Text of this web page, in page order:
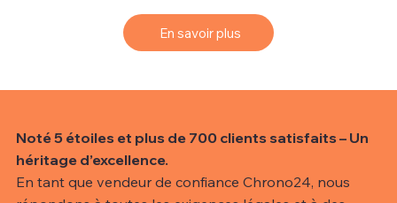
En savoir plus
Noté 5 étoiles et plus de 700 clients satisfaits – Un
héritage d’excellence.
En tant que vendeur de confiance Chrono24, nous